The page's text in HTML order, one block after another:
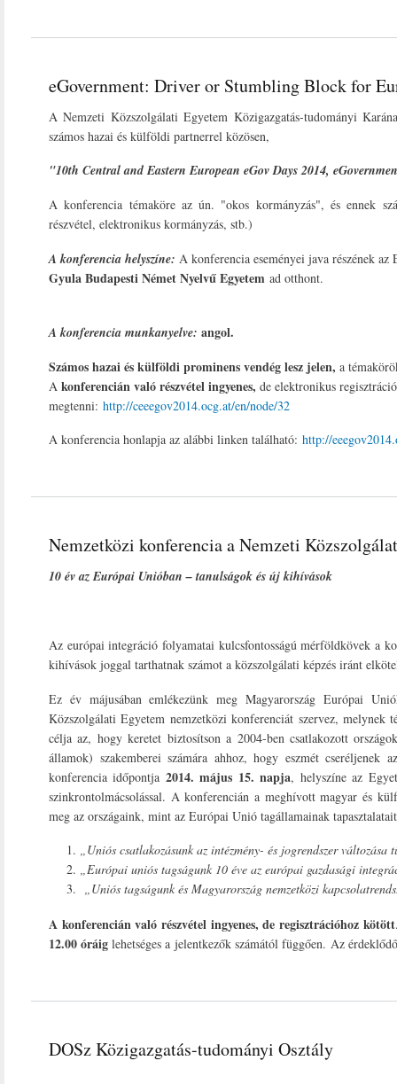
eGovernment: Driver or Stumbling Block for
A Nemzeti Közszolgálati Egyetem Közigazgatás-tudományi
számos hazai és külföldi partnerrel közösen,
"10th Central and Eastern European eGov Days 2014,
A konferencia témaköre az ún. "okos kormányzás", és ennek
részvétel, elektronikus kormányzás, stb.)
A konferencia helyszíne: A konferencia eseményei java részének
Gyula Budapesti Német Nyelvű Egyetem ad otthont.
A konferencia munkanyelve: angol.
Számos hazai és külföldi prominens vendég lesz jelen, a
A konferencián való részvétel ingyenes, de elektronikus
megtenni: http://ceeegov2014.ocg.at/en/node/32
A konferencia honlapja az alábbi linken található: http://
Nemzetközi konferencia a Nemzeti
10 év az Európai Unióban – tanulságok és új kihívások
Az európai integráció folyamatai kulcsfontosságú mérföldkövek a
kihívások joggal tarthatnak számot a közszolgálati képzés iránt
Ez év májusában emlékezünk meg Magyarország Európai
Közszolgálati Egyetem nemzetközi konferenciát szervez, melynek
célja az, hogy keretet biztosítson a 2004-ben csatlakozott
államok) szakemberei számára ahhoz, hogy eszmét cseréljenek
konferencia időpontja 2014. május 15. napja, helyszíne az
szinkrontolmácsolással. A konferencián a meghívott magyar és
meg az országaink, mint az Európai Unió tagállamainak
„Uniós csatlakozásunk az intézmény- és jogrendszer változása
„Európai uniós tagságunk 10 éve az európai gazdasági
„Uniós tagságunk és Magyarország nemzetközi
A konferencián való részvétel ingyenes, de regisztrációhoz kötött
12.00 óráig lehetséges a jelentkezők számától függően. Az
DOSz Közigazgatás-tudományi Osztály